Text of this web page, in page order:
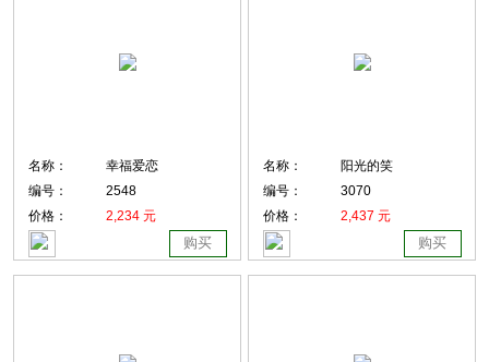
名称：
幸福爱恋
编号：
2548
价格：
2,234 元
购买
名称：
阳光的笑
编号：
3070
价格：
2,437 元
购买